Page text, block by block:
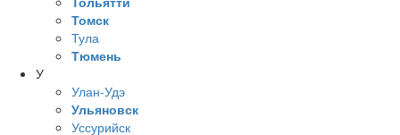
Томск
Тула
Тюмень
У
Улан-Удэ
Ульяновск
Уссурийск